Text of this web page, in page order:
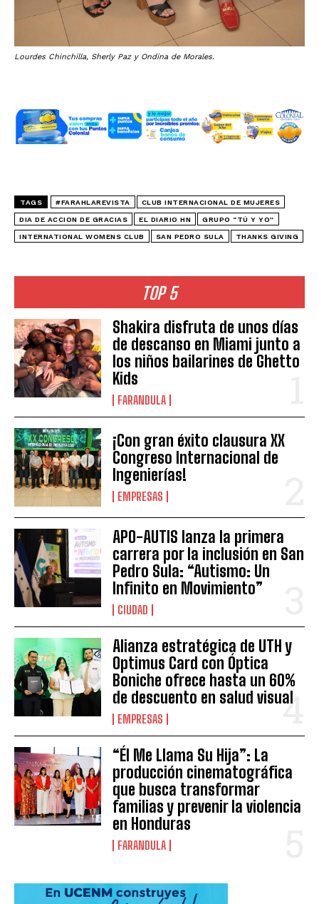
TOP 5
Shakira disfruta de unos días
de descanso en Miami junto a
los niños bailarines de Ghetto
Kids
FARANDULA
¡Con gran éxito clausura XX
Congreso Internacional de
Ingenierías!
EMPRESAS
APO-AUTIS lanza la primera
carrera por la inclusión en San
Pedro Sula: “Autismo: Un
Infinito en Movimiento”
CIUDAD
Alianza estratégica de UTH y
Optimus Card con Óptica
Boniche ofrece hasta un 60%
de descuento en salud visual
EMPRESAS
“Él Me Llama Su Hija”: La
producción cinematográfica
que busca transformar
familias y prevenir la violencia
en Honduras
FARANDULA
Lourdes Chinchilla, Sherly Paz y Ondina de Morales.
TAGS #FARAHLAREVISTA CLUB INTERNACIONAL DE MUJERES
DIA DE ACCION DE GRACIAS EL DIARIO HN GRUPO “TÚ Y YO”
INTERNATIONAL WOMENS CLUB SAN PEDRO SULA THANKS GIVING